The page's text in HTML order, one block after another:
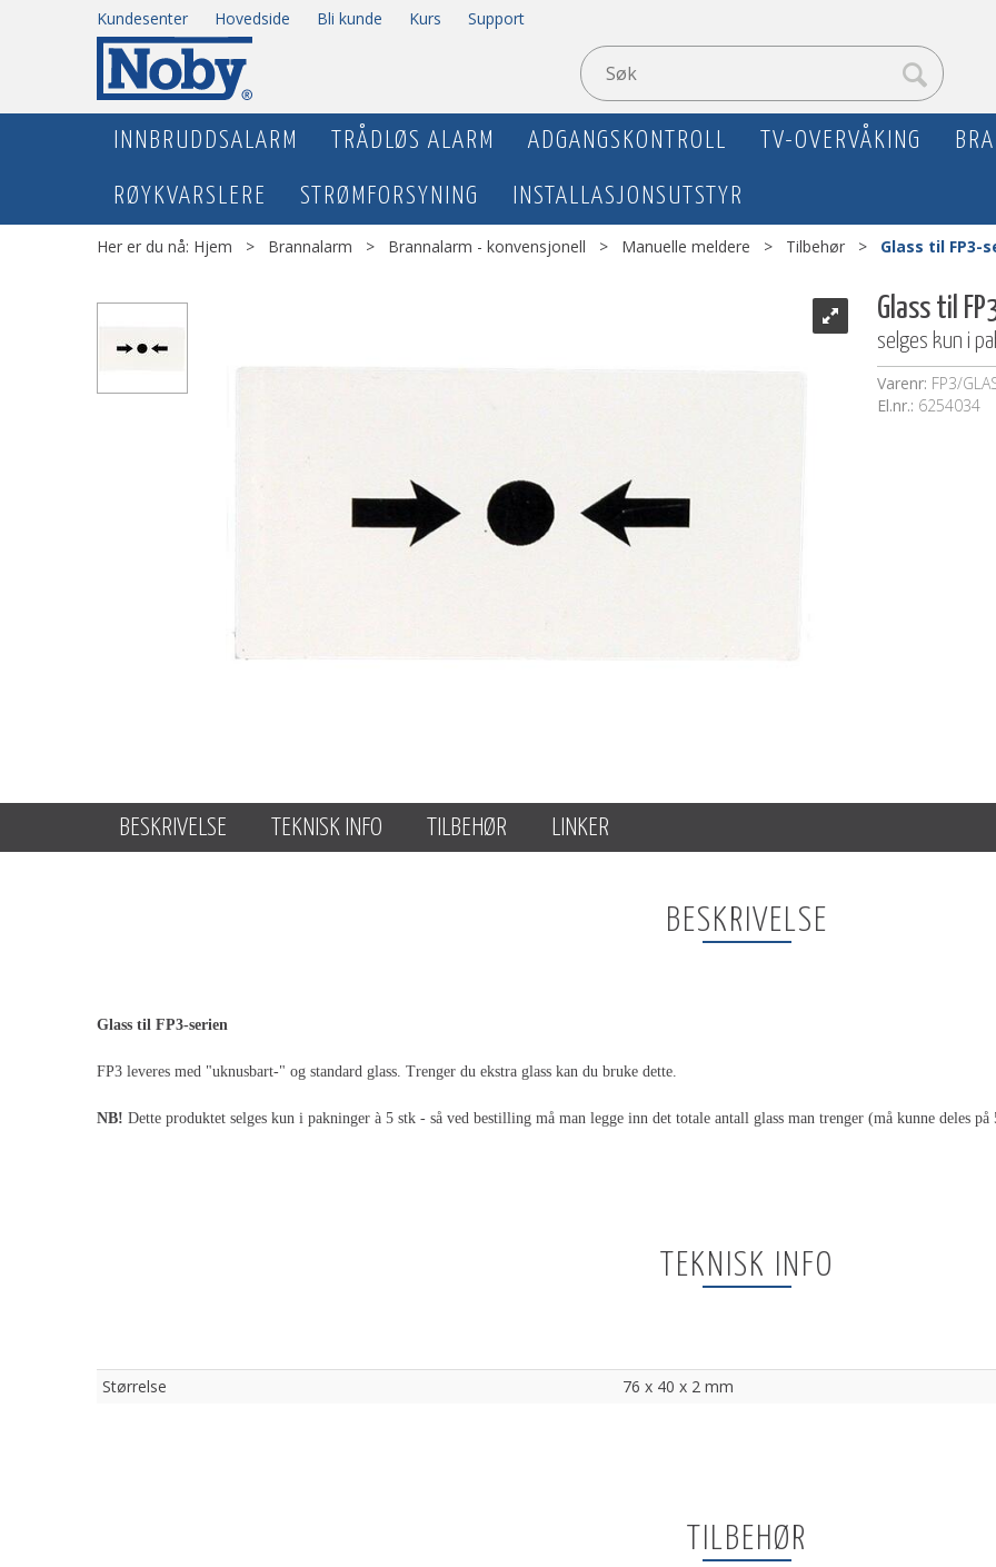
Kundesenter Hovedside Bli kunde Kurs Support
INNBRUDDSALARM TRÅDLØS ALARM ADGANGSKONTROLL TV-OVERVÅKING
RØYKVARSLERE STRØMFORSYNING INSTALLASJONSUTSTYR
Her er du nå: Hjem > Brannalarm > Brannalarm - konvensjonell > Manuelle meldere > Tilbehør > Glass til FP3-
Glass til
selges kun i
Varenr: FP3/
El.nr.: 6254034
BESKRIVELSE TEKNISK INFO TILBEHØR LINKER
BESKRIVELSE
Glass til FP3-serien
FP3 leveres med "uknusbart-" og standard glass. Trenger du ekstra glass kan du bruke dette.
NB! Dette produktet selges kun i pakninger à 5 stk - så ved bestilling må man legge inn det totale antall glass man trenger (må kunne deles på
TEKNISK INFO
Størrelse 76 x 40 x 2 mm
TILBEHØR